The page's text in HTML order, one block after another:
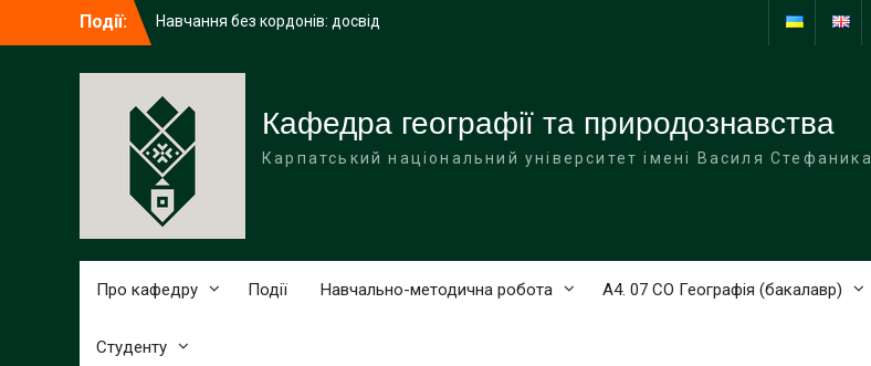
Події:
Середня освіта (географія)
академічної мобільності ІРИНИ ГАЛИЧУК
в Поморському університеті (Польща)
Кафедра географії та природознавства
Карпатський національний університет імені Василя Стефаника
Про кафедру Події Навчально-методична робота А4. 07 СО Географія (бакалавр)
Студенту